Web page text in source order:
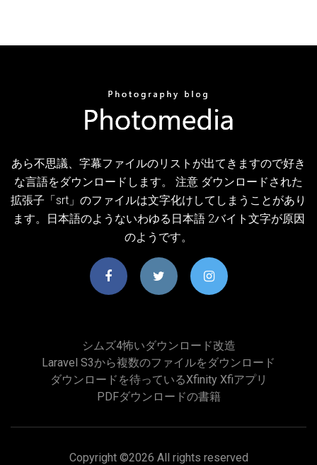
あら不思議、字幕ファイルのリストが出てきますので好き
な言語をダウンロードします。 注意 ダウンロードされた
拡張子「srt」のファイルは文字化けしてしまうことがあり
ます。日本語のようないわゆる日本語 2バイト文字が原因
のようです。
シムズ4怖いダウンロード改造
Laravel S3から複数のファイルをダウンロード
ダウンロードを待っているxfinity Xfiアプリ
PDFダウンロードの書籍
Copyright ©2026 All rights reserved